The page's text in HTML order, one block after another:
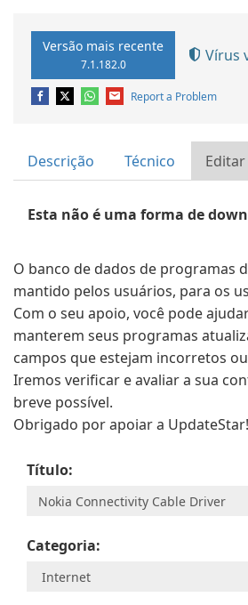
Versão mais recente
7.1.182.0 Vírus
Report a Problem
Descrição Técnico Editar
Esta não é uma forma de
O banco de dados de programas
mantido pelos usuários, para os
Com o seu apoio, você pode
manterem seus programas
campos que estejam incorretos
Iremos verificar e avaliar a sua
breve possível.
Obrigado por apoiar a UpdateStar!
Título:
Categoria: